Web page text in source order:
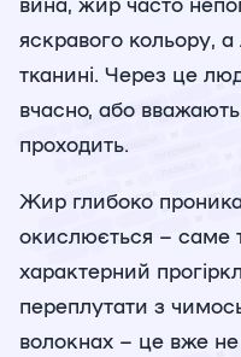
яскравого кольору,
тканині. Через це
вчасно, або
проходить.
Жир глибоко
окислюється – саме
характерний
переплутати з
волокнах – це вже не